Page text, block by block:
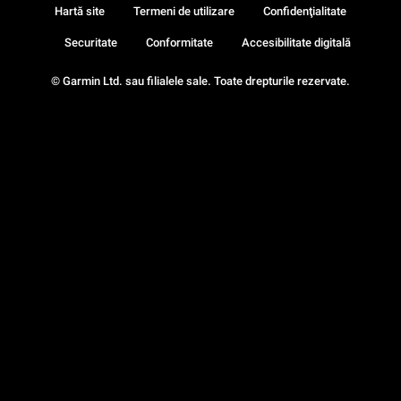
© Garmin Ltd. sau filialele sale. Toate drepturile rezervate.
Hartă site Termeni de utilizare Confidenţialitate
Securitate Conformitate Accesibilitate digitală